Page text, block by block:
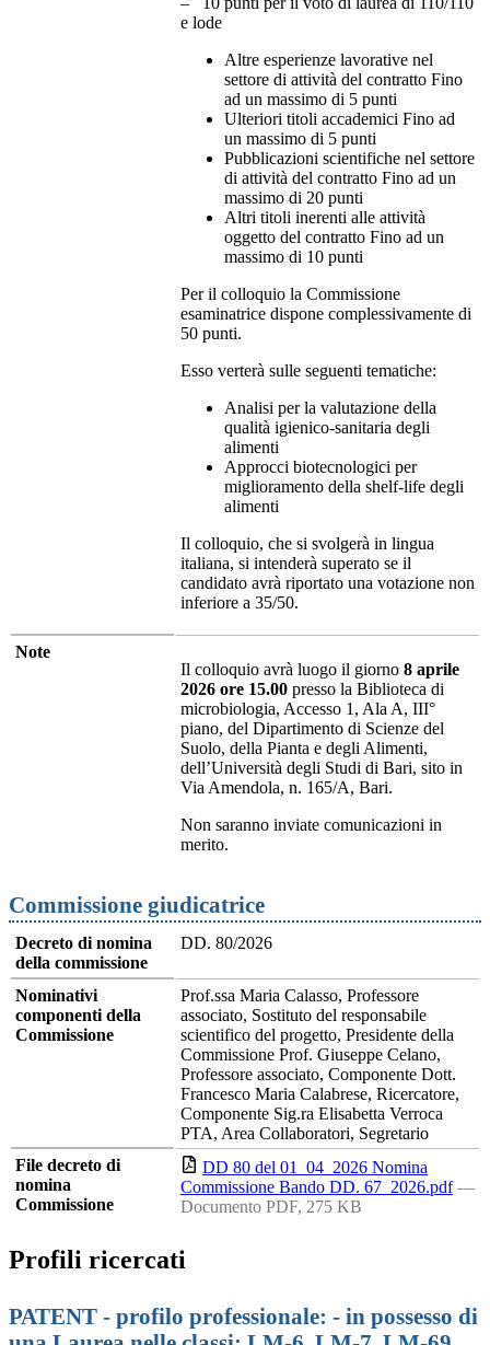
e lode
Altre esperienze lavorative nel
settore di attività del contratto Fino
ad un massimo di 5 punti
Ulteriori titoli accademici Fino ad
un massimo di 5 punti
Pubblicazioni scientifiche nel settore
di attività del contratto Fino ad un
massimo di 20 punti
Altri titoli inerenti alle attività
oggetto del contratto Fino ad un
massimo di 10 punti
Per il colloquio la Commissione
esaminatrice dispone complessivamente di
50 punti.
Esso verterà sulle seguenti tematiche:
Analisi per la valutazione della
qualità igienico-sanitaria degli
alimenti
Approcci biotecnologici per
miglioramento della shelf-life degli
alimenti
Il colloquio, che si svolgerà in lingua
italiana, si intenderà superato se il
candidato avrà riportato una votazione non
inferiore a 35/50.
Note
Il colloquio avrà luogo il giorno 8 aprile
2026 ore 15.00 presso la Biblioteca di
microbiologia, Accesso 1, Ala A, III°
piano, del Dipartimento di Scienze del
Suolo, della Pianta e degli Alimenti,
dell’Università degli Studi di Bari, sito in
Via Amendola, n. 165/A, Bari.
Non saranno inviate comunicazioni in
merito.
Commissione giudicatrice
Decreto di nomina
della commissione
DD. 80/2026
Nominativi
componenti della
Commissione
Prof.ssa Maria Calasso, Professore
associato, Sostituto del responsabile
scientifico del progetto, Presidente della
Commissione Prof. Giuseppe Celano,
Professore associato, Componente Dott.
Francesco Maria Calabrese, Ricercatore,
Componente Sig.ra Elisabetta Verroca
PTA, Area Collaboratori, Segretario
File decreto di
nomina
Commissione
DD 80 del 01_04_2026 Nomina
Commissione Bando DD. 67_2026.pdf —
Documento PDF, 275 KB
Profili ricercati
PATENT - profilo professionale: - in possesso di